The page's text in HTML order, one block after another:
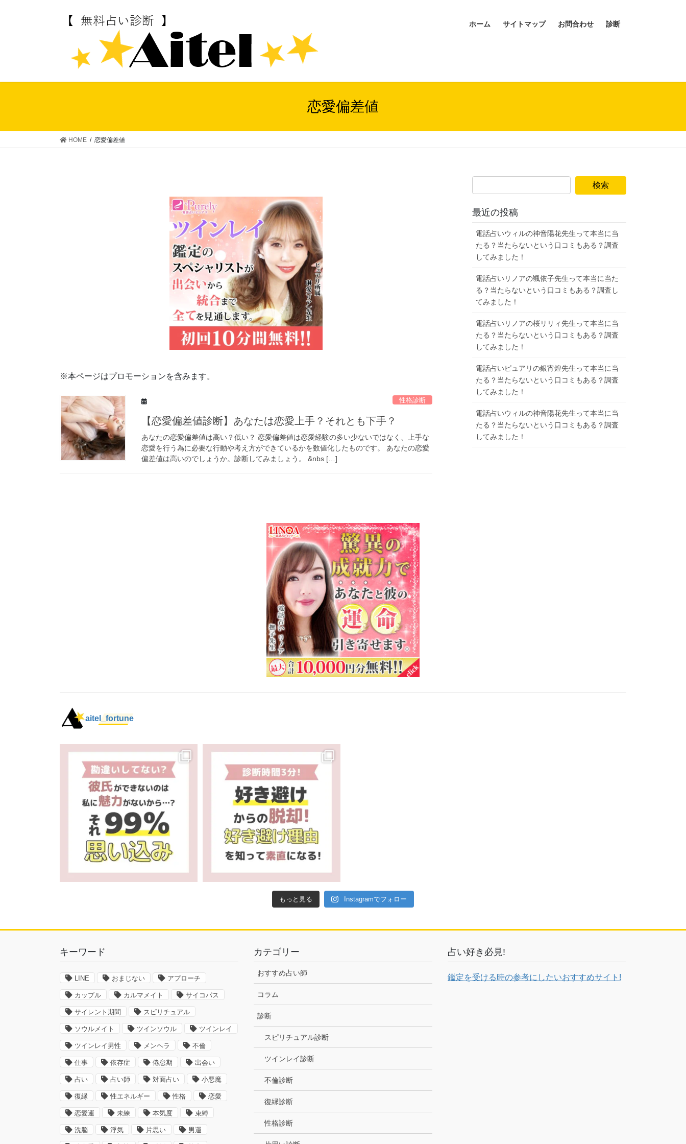
ホーム サイトマップ お問合わせ 診断
恋愛偏差値
HOME 恋愛偏差値
※本ページはプロモーションを含みます。
性格診断
【恋愛偏差値診断】あなたは恋愛上手？それとも下手？
あなたの恋愛偏差値は高い？低い？ 恋愛偏差値は恋愛経験の多い少ないではなく、上手な
恋愛を行う為に必要な行動や考え方ができているかを数値化したものです。 あなたの恋愛
偏差値は高いのでしょうか。診断してみましょう。 &nbs […]
最近の投稿
電話占いウィルの神音陽花先生って本当に当
たる？当たらないという口コミもある？調査
してみました！
電話占いリノアの颯依子先生って本当に当た
る？当たらないという口コミもある？調査し
てみました！
電話占いリノアの桜リリィ先生って本当に当
たる？当たらないという口コミもある？調査
してみました！
電話占いピュアリの銀宵煌先生って本当に当
たる？当たらないという口コミもある？調査
してみました！
電話占いウィルの神音陽花先生って本当に当
たる？当たらないという口コミもある？調査
してみました！
aitel_fortune
もっと見る Instagramでフォロー
キーワード
LINE おまじない アプローチ
カップル カルマメイト サイコパス
サイレント期間 スピリチュアル
ソウルメイト ツインソウル ツインレイ
ツインレイ男性 メンヘラ 不倫
仕事 依存症 倦怠期 出会い
占い 占い師 対面占い 小悪魔
復縁 性エネルギー 性格 恋愛
恋愛運 未練 本気度 束縛
洗脳 浮気 片思い 男運
カテゴリー
おすすめ占い師
コラム
診断
スピリチュアル診断
ツインレイ診断
不倫診断
復縁診断
性格診断
占い好き必見!
鑑定を受ける時の参考にしたいおすすめサイト!